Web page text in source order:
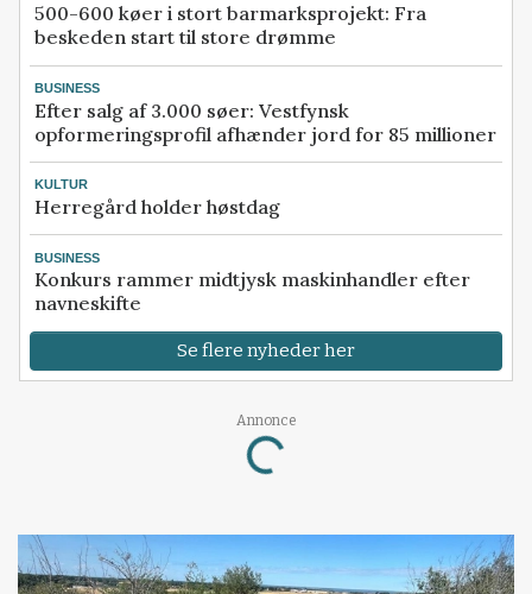
500-600 køer i stort barmarksprojekt: Fra
beskeden start til store drømme
BUSINESS
Efter salg af 3.000 søer: Vestfynsk
opformeringsprofil afhænder jord for 85 millioner
KULTUR
Herregård holder høstdag
BUSINESS
Konkurs rammer midtjysk maskinhandler efter
navneskifte
Se flere nyheder her
Annonce
Loading...